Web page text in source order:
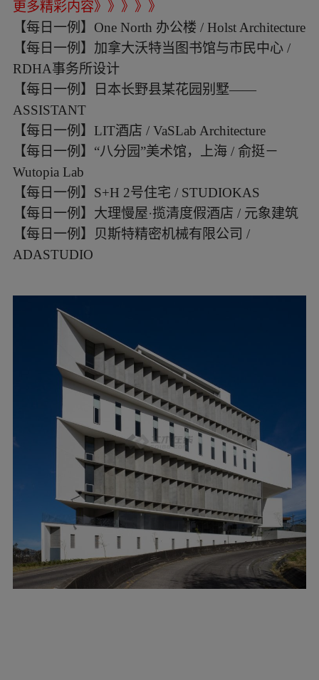
更多精彩内容》》》》》
【每日一例】One North 办公楼 / Holst Architecture
【每日一例】加拿大沃特当图书馆与市民中心 /
RDHA事务所设计
【每日一例】日本长野县某花园别墅——
ASSISTANT
【每日一例】LIT酒店 / VaSLab Architecture
【每日一例】“八分园”美术馆，上海 / 俞挺－
Wutopia Lab
【每日一例】S+H 2号住宅 / STUDIOKAS
【每日一例】大理慢屋·揽清度假酒店 / 元象建筑
【每日一例】贝斯特精密机械有限公司 /
ADASTUDIO